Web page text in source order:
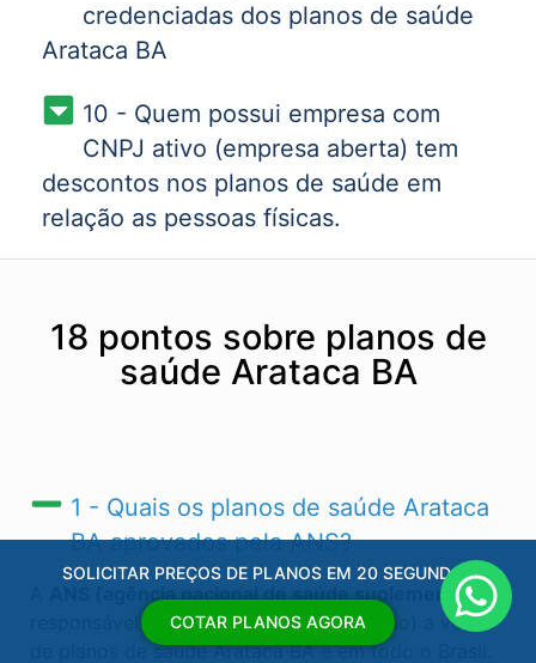
credenciadas dos planos de saúde
Arataca BA
10 - Quem possui empresa com
CNPJ ativo (empresa aberta) tem
descontos nos planos de saúde em
relação as pessoas físicas.
18 pontos sobre planos de
saúde Arataca BA
1 - Quais os planos de saúde Arataca
BA​ aprovados pela ANS?
ANS (agência nacional de saúde suplementar)é
responsável por regular (autorizas ou não) a venda
de planos de saúde Arataca BA​ e em todo o Brasil.
SOLICITAR PREÇOS DE PLANOS EM 20 SEGUNDOS
COTAR PLANOS AGORA